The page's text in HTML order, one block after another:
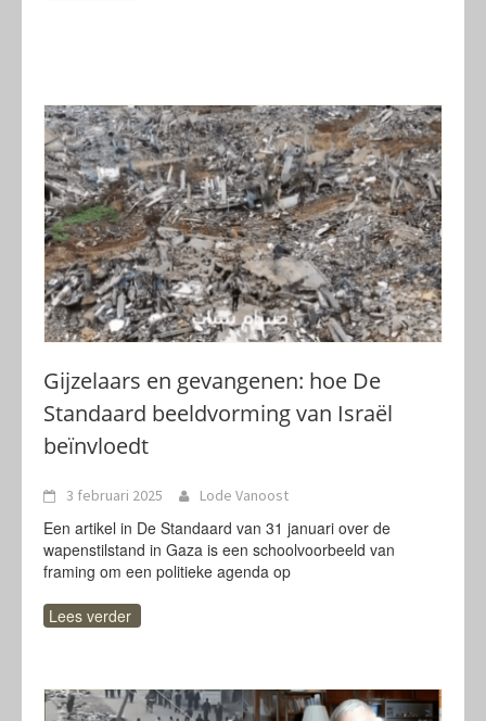
Gijzelaars en gevangenen: hoe De
Standaard beeldvorming van Israël
beïnvloedt
3 februari 2025 Lode Vanoost
Een artikel in De Standaard van 31 januari over de
wapenstilstand in Gaza is een schoolvoorbeeld van
framing om een politieke agenda op
Lees verder